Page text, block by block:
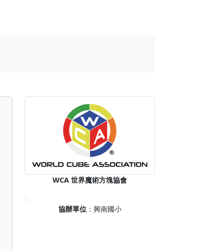
WCA 世界魔術方塊協會
協辦單位：興南國小